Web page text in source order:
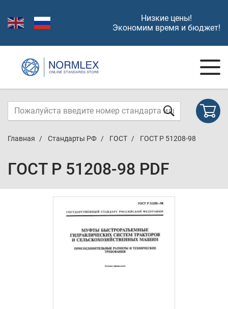
Низкие цены!
Экономим время и бюджет!
Главная Стандарты РФ ГОСТ ГОСТ Р 51208-98
ГОСТ Р 51208-98 PDF